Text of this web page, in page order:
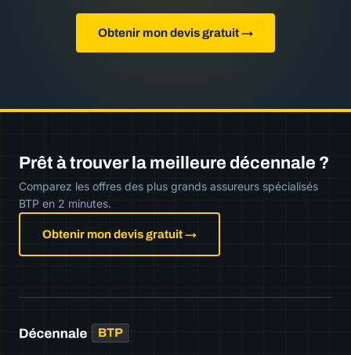
Obtenir mon devis gratuit →
Prêt à trouver la meilleure décennale ?
Comparez les offres des plus grands assureurs spécialisés
BTP en 2 minutes.
Obtenir mon devis gratuit →